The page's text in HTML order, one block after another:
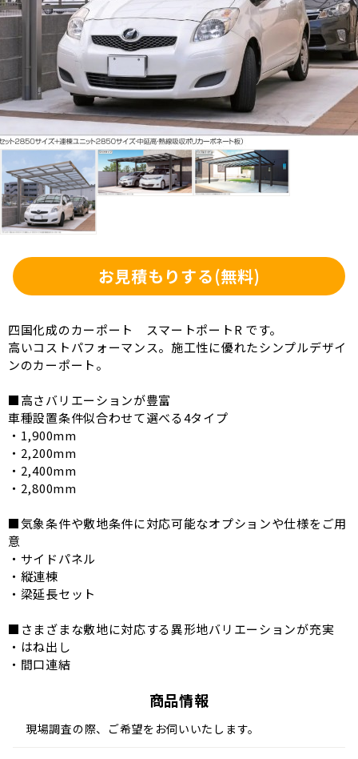
お見積もりする(無料)
四国化成のカーポート スマートポートR です。
高いコストパフォーマンス。施工性に優れたシンプルデザイ
ンのカーポート。
■高さバリエーションが豊富
車種設置条件似合わせて選べる4タイプ
・1,900mm
・2,200mm
・2,400mm
・2,800mm
■気象条件や敷地条件に対応可能なオプションや仕様をご用
意
・サイドパネル
・縦連棟
・梁延長セット
■さまざまな敷地に対応する異形地バリエーションが充実
・はね出し
・間口連結
商品情報
現場調査の際、ご希望をお伺いいたします。